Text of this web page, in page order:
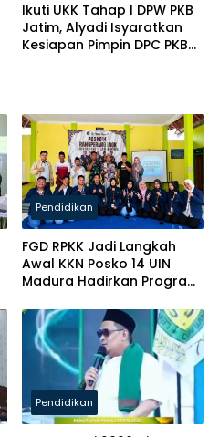
Ikuti UKK Tahap I DPW PKB
Jatim, Alyadi Isyaratkan
Kesiapan Pimpin DPC PKB
Pendidikan
FGD RPKK Jadi Langkah
Awal KKN Posko 14 UIN
Madura Hadirkan Program
Pendidikan